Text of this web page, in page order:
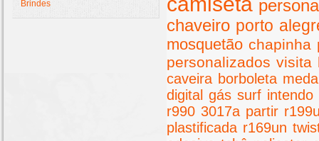
Brindes
chaveiro porto
mosquetão chapinha
personalizados visita
caveira borboleta
digital gás surf intendo
r990 3017a partir
plastificada r169un